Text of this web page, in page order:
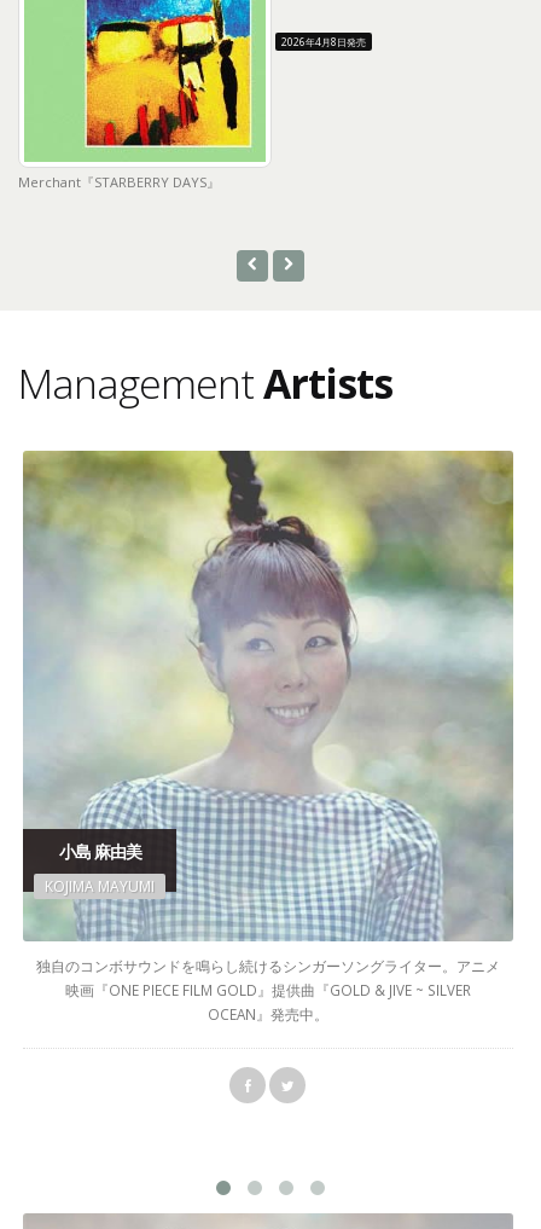
2026年4月8日発売
Merchant『STARBERRY DAYS』
ManagementArtists
小島 麻由美
KOJIMA MAYUMI
独自のコンボサウンドを鳴らし続けるシンガーソングライター。アニメ
映画『ONE PIECE FILM GOLD』提供曲『GOLD & JIVE ~ SILVER
OCEAN』発売中。